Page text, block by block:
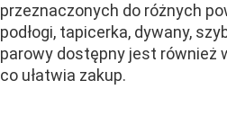
przeznaczonych do różnych
podłogi, tapicerka, dywany,
parowy dostępny jest również
co ułatwia zakup.